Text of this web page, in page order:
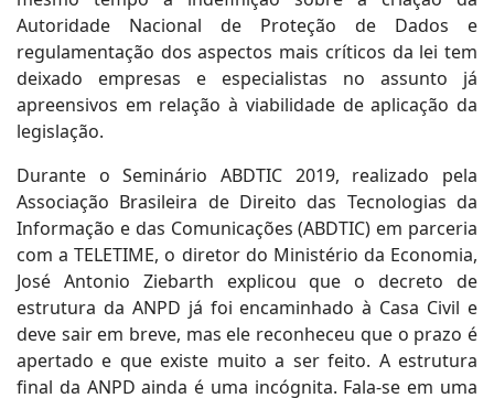
Autoridade Nacional de Proteção de Dados e
regulamentação dos aspectos mais críticos da lei tem
deixado empresas e especialistas no assunto já
apreensivos em relação à viabilidade de aplicação da
legislação.
Durante o Seminário ABDTIC 2019, realizado pela
Associação Brasileira de Direito das Tecnologias da
Informação e das Comunicações (ABDTIC) em parceria
com a TELETIME, o diretor do Ministério da Economia,
José Antonio Ziebarth explicou que o decreto de
estrutura da ANPD já foi encaminhado à Casa Civil e
deve sair em breve, mas ele reconheceu que o prazo é
apertado e que existe muito a ser feito. A estrutura
final da ANPD ainda é uma incógnita. Fala-se em uma